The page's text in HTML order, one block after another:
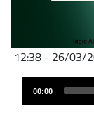
26/03/2026
00:00